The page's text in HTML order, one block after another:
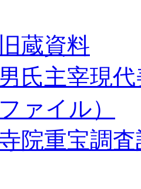
蔵資料
氏主宰現
ァイル）
院重宝調